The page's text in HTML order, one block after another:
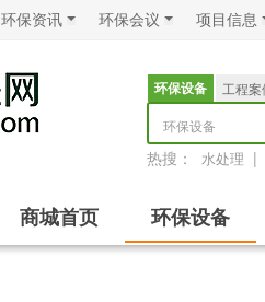
环保资讯 环保会议 项目信息
环保设备
工程案
环保设备
热搜： 水处理 |
商城首页 环保设备